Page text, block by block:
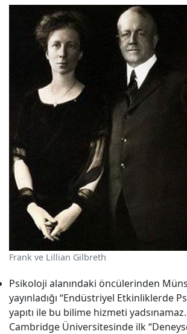
Frank ve Lillian Gilbreth
Psikoloji alanındaki öncülerinden
yayınladığı “Endüstriyel Etkinliklerde
yapıtı ile bu bilime hizmeti yadsınamaz.
Cambridge Üniversitesinde ilk